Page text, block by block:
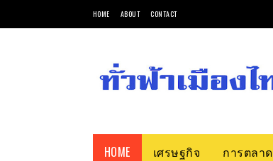
HOME ABOUT CONTACT
HOME เศรษฐกิจ การตลาด